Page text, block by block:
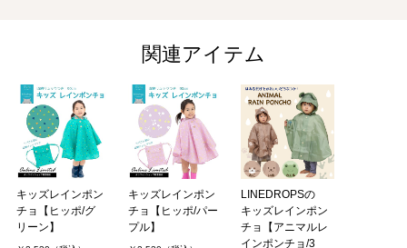
関連アイテム
キッズレインポン
チョ【ヒッポ/グ
リーン】
キッズレインポン
チョ【ヒッポ/パー
プル】
LINEDROPSの
キッズレインポン
チョ【アニマルレ
インポンチョ/3